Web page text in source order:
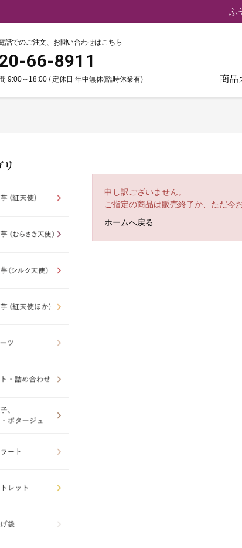
【重要】弊社ブ
話でのご注文、お問い合わせはこちら
66-8911
9:00～18:00 / 定休日 年中無休(臨時休業有) 商品
申し訳ございません。
ご指定の商品は販売終了か、ただ今
ホームへ戻る